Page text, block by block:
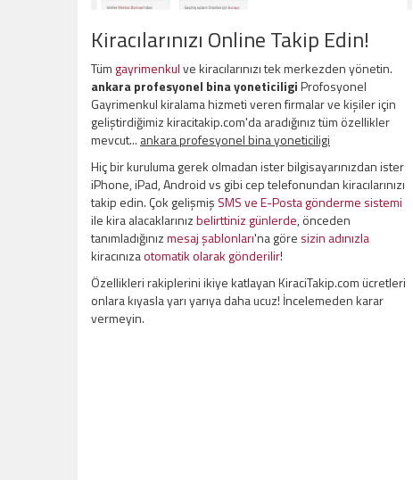
Kiracılarınızı Online Takip Edin!
Tüm gayrimenkulve kiracılarınızı tek merkezden yönetin.
ankara profesyonel bina yoneticiligiProfosyonel
Gayrimenkul kiralama hizmeti veren firmalar ve kişiler için
geliştirdiğimiz kiracitakip.com'da aradığınız tüm özellikler
mevcut... ankara profesyonel bina yoneticiligi
Hiç bir kuruluma gerek olmadan ister bilgisayarınızdan ister
iPhone, iPad, Android vs gibi cep telefonundan kiracılarınızı
takip edin. Çok gelişmiş SMS ve E-Posta gönderme sistemi
ile kira alacaklarınızbelirttiniz günlerde, önceden
tanımladığınızmesaj şablonları'na göre sizin adınızla
kiracınızaotomatik olarak gönderilir!
Özellikleri rakiplerini ikiye katlayan KiraciTakip.com ücretleri
onlara kıyasla yarı yarıya daha ucuz! İncelemeden karar
vermeyin.